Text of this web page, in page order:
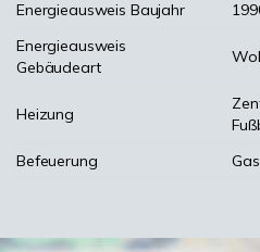
Energieausweis Baujahr
Energieausweis
Gebäudeart
Heizung
Befeuerung
Gas